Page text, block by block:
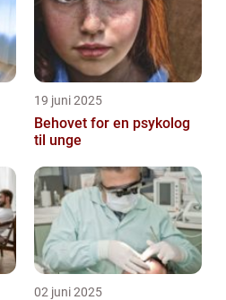
19 juni 2025
Behovet for en psykolog
til unge
02 juni 2025